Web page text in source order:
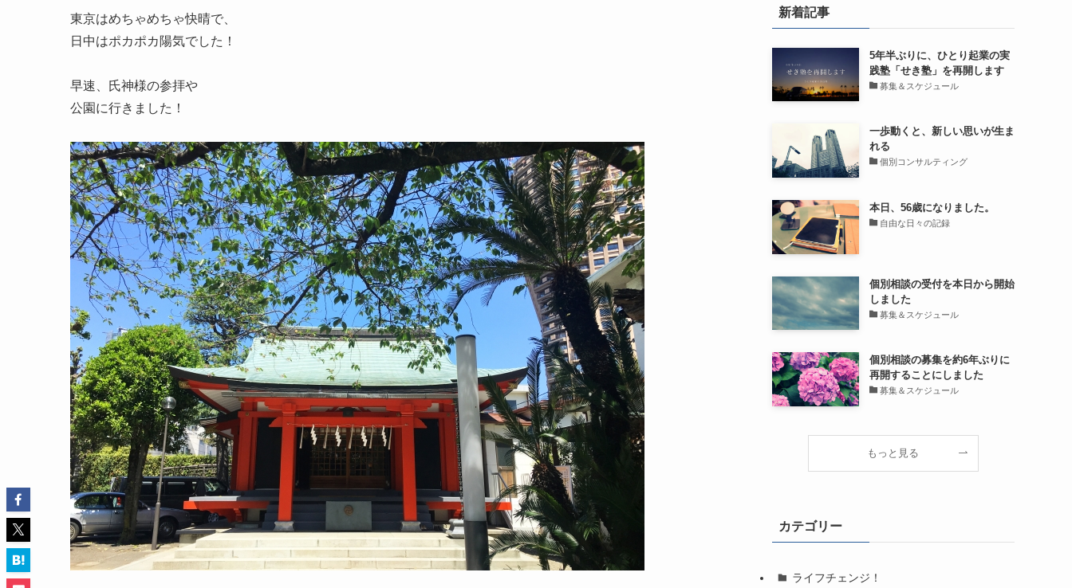
東京はめちゃめちゃ快晴で、
日中はポカポカ陽気でした！
早速、氏神様の参拝や
公園に行きました！
新着記事
5年半ぶりに、ひとり起業の実
践塾「せき塾」を再開します
募集＆スケジュール
一歩動くと、新しい思いが生ま
れる
個別コンサルティング
本日、56歳になりました。
自由な日々の記録
個別相談の受付を本日から開始
しました
募集＆スケジュール
個別相談の募集を約6年ぶりに
再開することにしました
募集＆スケジュール
もっと見る
カテゴリー
ライフチェンジ！